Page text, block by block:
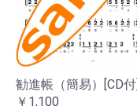
勧進帳（簡易）[CD付]
￥1,100